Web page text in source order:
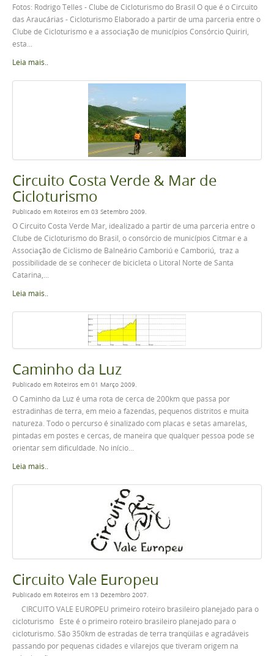
Fotos: Rodrigo Telles - Clube de Cicloturismo do Brasil O que é o Circuito
das Araucárias - Cicloturismo Elaborado a partir de uma parceria entre o
Clube de Cicloturismo e a associação de municípios Consórcio Quiriri,
esta...
Leia mais..
Circuito Costa Verde & Mar de
Cicloturismo
Publicado em Roteiros em 03 Setembro 2009.
O Circuito Costa Verde Mar, idealizado a partir de uma parceria entre o
Clube de Cicloturismo do Brasil, o consórcio de municípios Citmar e a
Associação de Ciclismo de Balneário Camboriú e Camboriú, traz a
possibilidade de se conhecer de bicicleta o Litoral Norte de Santa
Catarina,...
Leia mais..
Caminho da Luz
Publicado em Roteiros em 01 Março 2009.
O Caminho da Luz é uma rota de cerca de 200km que passa por
estradinhas de terra, em meio a fazendas, pequenos distritos e muita
natureza. Todo o percurso é sinalizado com placas e setas amarelas,
pintadas em postes e cercas, de maneira que qualquer pessoa pode se
orientar sem dificuldade. No início...
Leia mais..
Circuito Vale Europeu
Publicado em Roteiros em 13 Dezembro 2007.
CIRCUITO VALE EUROPEU primeiro roteiro brasileiro planejado para o
cicloturismo Este é o primeiro roteiro brasileiro planejado para o
cicloturismo. São 350km de estradas de terra tranqüilas e agradáveis
passando por pequenas cidades e vilarejos que tiveram origem na